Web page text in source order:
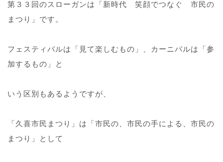
第３３回のスローガンは「新時代 笑顔でつなぐ 市民の
まつり」です。
フェスティバルは「見て楽しむもの」、カーニバルは「参
加するもの」と
いう区別もあるようですが、
「久喜市民まつり」は「市民の、市民の手による、市民の
まつり」として